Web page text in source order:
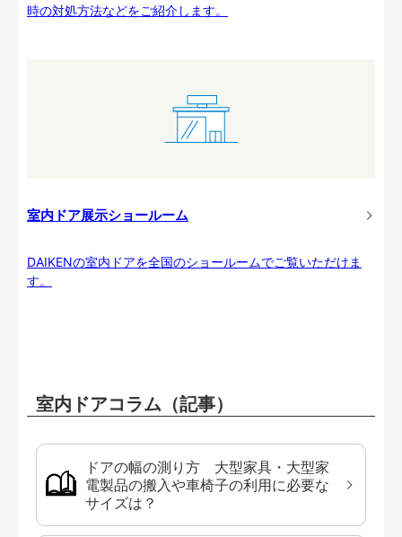
時の対処方法などをご紹介します。
室内ドア展示ショールーム
DAIKENの室内ドアを全国のショールームでご覧いただけま
す。
室内ドアコラム（記事）
ドアの幅の測り方 大型家具・大型家
電製品の搬入や車椅子の利用に必要な
サイズは？